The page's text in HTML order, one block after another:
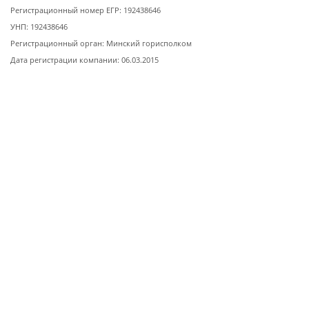
Регистрационный номер ЕГР: 192438646
УНП: 192438646
Регистрационный орган: Минский горисполком
Дата регистрации компании: 06.03.2015